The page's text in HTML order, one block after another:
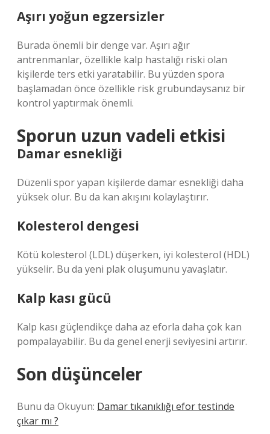
Aşırı yoğun egzersizler
Burada önemli bir denge var. Aşırı ağır
antrenmanlar, özellikle kalp hastalığı riski olan
kişilerde ters etki yaratabilir. Bu yüzden spora
başlamadan önce özellikle risk grubundaysanız bir
kontrol yaptırmak önemli.
Sporun uzun vadeli etkisi
Damar esnekliği
Düzenli spor yapan kişilerde damar esnekliği daha
yüksek olur. Bu da kan akışını kolaylaştırır.
Kolesterol dengesi
Kötü kolesterol (LDL) düşerken, iyi kolesterol (HDL)
yükselir. Bu da yeni plak oluşumunu yavaşlatır.
Kalp kası gücü
Kalp kası güçlendikçe daha az eforla daha çok kan
pompalayabilir. Bu da genel enerji seviyesini artırır.
Son düşünceler
Bunu da Okuyun: Damar tıkanıklığı efor testinde
çıkar mı ?